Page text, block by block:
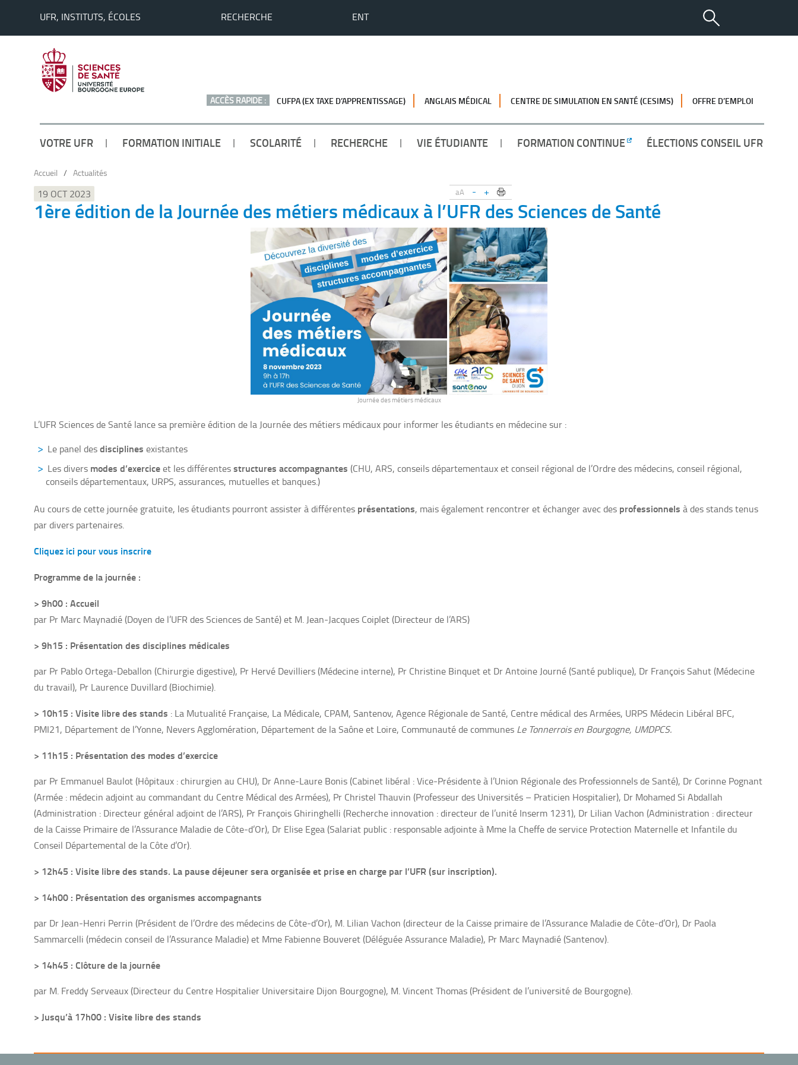
UFR, INSTITUTS, ÉCOLES RECHERCHE ENT
ACCÈS RAPIDE : CUFPA (EX TAXE D’APPRENTISSAGE) ANGLAIS MÉDICAL CENTRE DE SIMULATION EN SANTÉ (CESIMS) OFFRE D’EMPLOI
VOTRE UFR FORMATION INITIALE SCOLARITÉ RECHERCHE VIE ÉTUDIANTE FORMATION CONTINUE ÉLECTIONS CONSEIL UFR
Accueil / Actualités
aA - +
19 OCT 2023
1ère édition de la Journée des métiers médicaux à l’UFR des Sciences de Santé
Journée des métiers médicaux
L’UFR Sciences de Santé lance sa première édition de la Journée des métiers médicaux pour informer les étudiants en médecine sur :
Le panel desdisciplines existantes
Les divers modes d’exerciceet les différentesstructures accompagnantes (CHU, ARS, conseils départementaux et conseil régional de l’Ordre des médecins, conseil régional,
conseils départementaux, URPS, assurances, mutuelles et banques.)
Au cours de cette journée gratuite, les étudiants pourront assister à différentes présentations, mais également rencontrer et échanger avec des professionnels à des stands tenus
par divers partenaires.
Cliquez ici pour vous inscrire
Programme de la journée :
> 9h00 : Accueil
par Pr Marc Maynadié (Doyen de l’UFR des Sciences de Santé) et M. Jean-Jacques Coiplet (Directeur de l’ARS)
> 9h15 : Présentation des disciplines médicales
par Pr Pablo Ortega-Deballon (Chirurgie digestive), Pr Hervé Devilliers (Médecine interne), Pr Christine Binquet et Dr Antoine Journé (Santé publique), Dr François Sahut (Médecine
du travail), Pr Laurence Duvillard (Biochimie).
> 10h15 : Visite libre des stands : La Mutualité Française, La Médicale, CPAM, Santenov, Agence Régionale de Santé, Centre médical des Armées, URPS Médecin Libéral BFC,
PMI21, Département de l’Yonne, Nevers Agglomération, Département de la Saône et Loire, Communauté de communes Le Tonnerrois en Bourgogne, UMDPCS.
> 11h15 : Présentation des modes d’exercice
par Pr Emmanuel Baulot (Hôpitaux : chirurgien au CHU), Dr Anne-Laure Bonis (Cabinet libéral : Vice-Présidente à l’Union Régionale des Professionnels de Santé), Dr Corinne Pognant
(Armée : médecin adjoint au commandant du Centre Médical des Armées), Pr Christel Thauvin (Professeur des Universités – Praticien Hospitalier), Dr Mohamed Si Abdallah
(Administration : Directeur général adjoint de l’ARS), Pr François Ghiringhelli (Recherche innovation : directeur de l’unité Inserm 1231), Dr Lilian Vachon (Administration : directeur
de la Caisse Primaire de l’Assurance Maladie de Côte-d’Or), Dr Elise Egea (Salariat public : responsable adjointe à Mme la Cheffe de service Protection Maternelle et Infantile du
Conseil Départemental de la Côte d’Or).
> 12h45 : Visite libre des stands. La pause déjeuner sera organisée et prise en charge par l’UFR (sur inscription).
> 14h00 : Présentation des organismes accompagnants
par Dr Jean-Henri Perrin (Président de l’Ordre des médecins de Côte-d’Or), M. Lilian Vachon (directeur de la Caisse primaire de l’Assurance Maladie de Côte-d’Or), Dr Paola
Sammarcelli (médecin conseil de l’Assurance Maladie) et Mme Fabienne Bouveret (Déléguée Assurance Maladie), Pr Marc Maynadié (Santenov).
> 14h45 : Clôture de la journée
par M. Freddy Serveaux (Directeur du Centre Hospitalier Universitaire Dijon Bourgogne), M. Vincent Thomas (Président de l’université de Bourgogne).
> Jusqu’à 17h00 : Visite libre des stands